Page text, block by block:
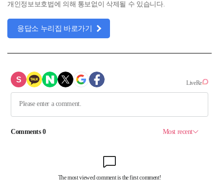
개인정보보호법에 의해 통보없이 삭제될 수 있습니다.
응답소 누리집 바로가기